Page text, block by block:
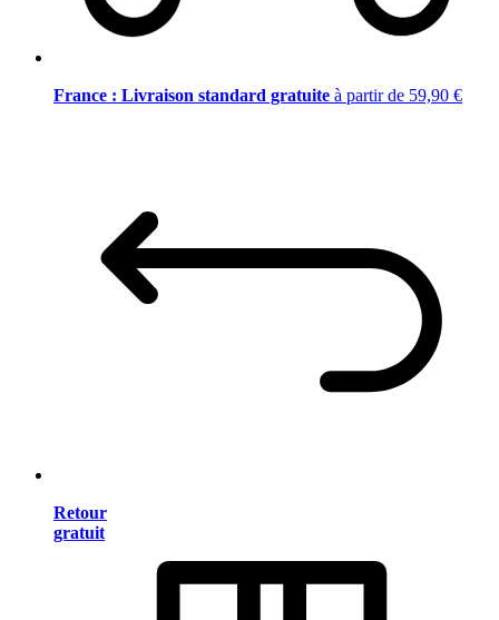
France : Livraison standard gratuite à partir de 59,90 €
Retour
gratuit